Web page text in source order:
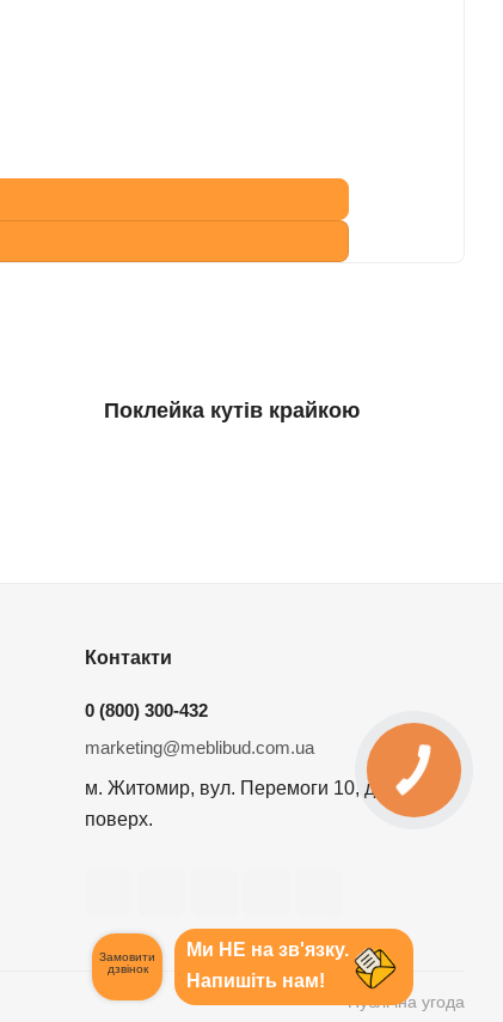
Поклейка кутів крайкою
Контакти
0 (800) 300-432
marketing@meblibud.com.ua
м. Житомир, вул. Перемоги 10, другий
поверх.
Публічна угода
Ми НЕ на зв'язку.
Напишіть нам!
Замовити
дзвінок